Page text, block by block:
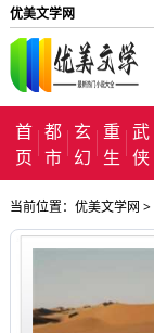
优美文学网
首
页
都
市
玄
幻
重
生
武
侠
当前位置： 优美文学网 >